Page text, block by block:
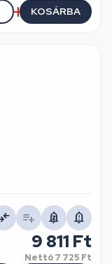
KOSÁRBA
9 811 Ft
Nettó7 725 Ft